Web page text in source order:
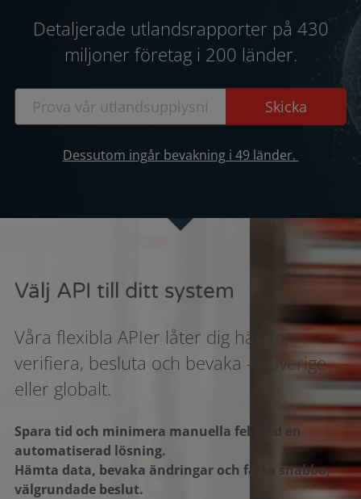
Detaljerade utlandsrapporter på 430
miljoner företag i 200 länder.
Dessutom ingår bevakning i 49 länder.
Välj API till ditt system
Våra flexibla APIer låter dig hämta,
verifiera, besluta och bevaka – i Sverige
eller globalt.
Spara tid och minimera manuella fel med en
automatiserad lösning.
Hämta data, bevaka ändringar och fatta snabba,
välgrundade beslut.